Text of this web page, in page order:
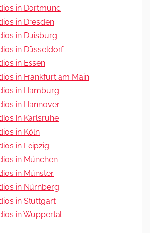
in Dortmund
in Dresden
in Duisburg
in Düsseldorf
in Essen
in Frankfurt am Main
in Hamburg
in Hannover
in Karlsruhe
in Köln
in Leipzig
in München
in Münster
in Nürnberg
in Stuttgart
in Wuppertal